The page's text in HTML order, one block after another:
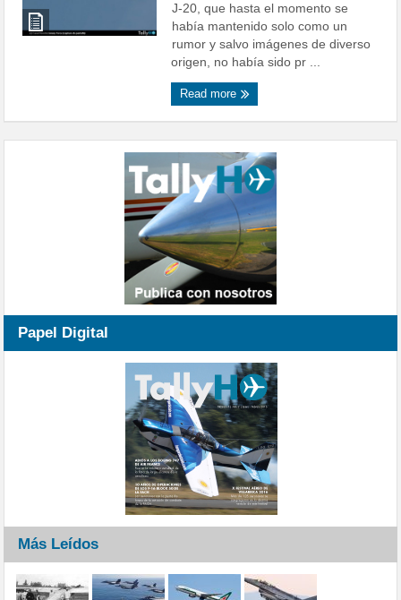
J-20, que hasta el momento se
había mantenido solo como un
rumor y salvo imágenes de diverso
origen, no había sido pr ...
Read more
Papel Digital
Más Leídos